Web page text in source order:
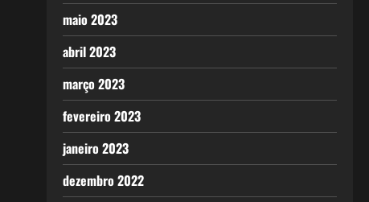
maio 2023
abril 2023
março 2023
fevereiro 2023
janeiro 2023
dezembro 2022